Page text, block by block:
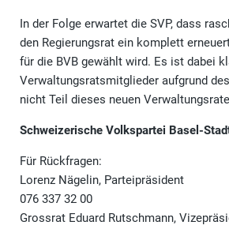
In der Folge erwartet die SVP, dass
den Regierungsrat ein komplett
für die BVB gewählt wird. Es ist dabei
Verwaltungsratsmitglieder aufgrund
nicht Teil dieses neuen
Schweizerische Volkspartei Basel-
Für Rückfragen:
Lorenz Nägelin,
076 337 32 00
Grossrat Eduard Rutschmann,